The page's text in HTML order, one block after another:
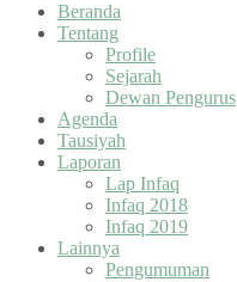
Beranda
Tentang
Profile
Sejarah
Dewan Pengurus
Agenda
Tausiyah
Laporan
Lap Infaq
Infaq 2018
Infaq 2019
Lainnya
Pengumuman